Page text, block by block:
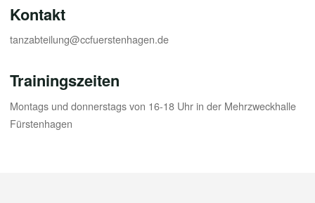
Kontakt
tanzabteilung@ccfuerstenhagen.de
Trainingszeiten
Montags und donnerstags von 16-18 Uhr in der Mehrzweckhalle
Fürstenhagen